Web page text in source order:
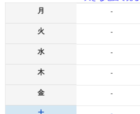
月
火
水
木
金
-
-
-
-
-